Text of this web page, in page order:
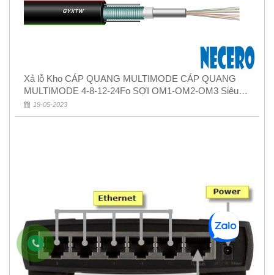
Xả lỗ Kho CÁP QUANG MULTIMODE CÁP QUANG
MULTIMODE 4-8-12-24Fo SỢI OM1-OM2-OM3 Siêu
Rẻ 5k
19-05-2023